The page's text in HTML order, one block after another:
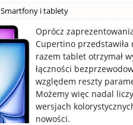
Smartfony i tablety
Oprócz
Cupertino
razem tablet otrzymał
łączności
względem reszty
Możemy więc nadal
wersjach
nowości.